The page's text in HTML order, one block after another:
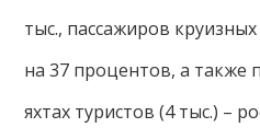
тыс., пассажиров
на 37 процентов, а также
яхтах туристов (4 тыс.) –